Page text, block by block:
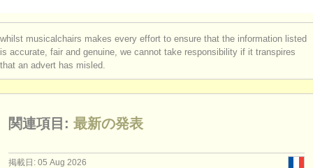
音楽学校
ユース オーケストラ
お問い合わせ
rss feeds
講習会: トロンボーン
講習会: 室内楽 - 金管楽器 (2)
degree courses: ホルン (9)
whilst musicalchairs makes every effort to ensure that the information listed
is accurate, fair and genuine, we cannot take responsibility if it transpires
that an advert has misled.
関連項目: 最新の発表
掲載日: 05 Aug 2026